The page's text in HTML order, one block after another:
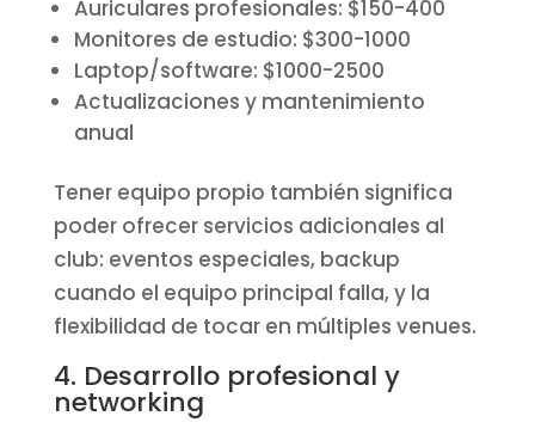
Auriculares profesionales: $150-400
Monitores de estudio: $300-1000
Laptop/software: $1000-2500
Actualizaciones y mantenimiento
anual
Tener equipo propio también significa
poder ofrecer servicios adicionales al
club: eventos especiales, backup
cuando el equipo principal falla, y la
flexibilidad de tocar en múltiples venues.
4. Desarrollo profesional y
networking